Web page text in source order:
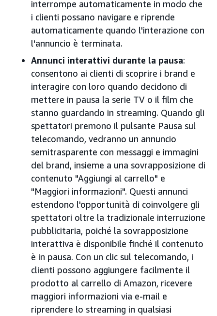
interrompe automaticamente in modo che
i clienti possano navigare e riprende
automaticamente quando l'interazione con
l'annuncio è terminata.
Annunci interattivi durante la pausa:
consentono ai clienti di scoprire i brand e
interagire con loro quando decidono di
mettere in pausa la serie TV o il film che
stanno guardando in streaming. Quando gli
spettatori premono il pulsante Pausa sul
telecomando, vedranno un annuncio
semitrasparente con messaggi e immagini
del brand, insieme a una sovrapposizione di
contenuto "Aggiungi al carrello" e
"Maggiori informazioni". Questi annunci
estendono l'opportunità di coinvolgere gli
spettatori oltre la tradizionale interruzione
pubblicitaria, poiché la sovrapposizione
interattiva è disponibile finché il contenuto
è in pausa. Con un clic sul telecomando, i
clienti possono aggiungere facilmente il
prodotto al carrello di Amazon, ricevere
maggiori informazioni via e-mail e
riprendere lo streaming in qualsiasi